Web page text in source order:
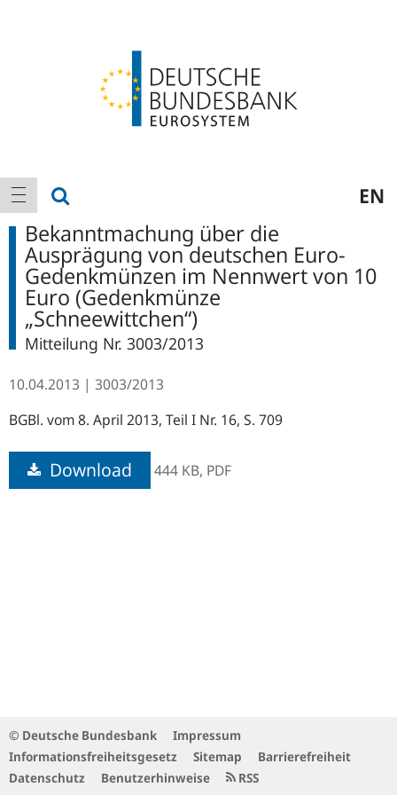
Hauptnavigation
Navigation anzeigen EN
Bekanntmachung über die
Ausprägung von deutschen Euro-
Gedenkmünzen im Nennwert von 10
Euro (Gedenkmünze
„Schneewittchen“)
Mitteilung Nr. 3003/2013
10.04.2013
3003/2013
BGBl. vom 8. April 2013, Teil I Nr. 16, S. 709
Download 444 KB, PDF
© Deutsche Bundesbank
Impressum
Informationsfreiheitsgesetz
Sitemap
Barrierefreiheit
Datenschutz
Benutzerhinweise RSS